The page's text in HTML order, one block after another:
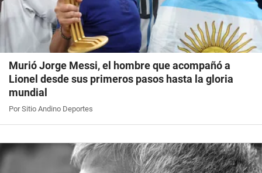
Murió Jorge Messi, el hombre que acompañó a
Lionel desde sus primeros pasos hasta la gloria
mundial
Por Sitio Andino Deportes